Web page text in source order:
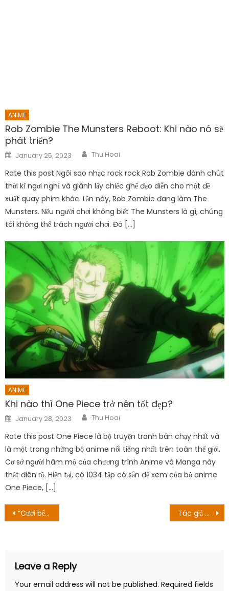
ANIME
Rob Zombie The Munsters Reboot: Khi nào nó sẽ
phát triển?
Posted
on
January 25, 2023 Author
Thu Hoai
Rate this post Ngôi sao nhạc rock rock Rob Zombie dành chút
thời kì ngơi nghỉ và giành lấy chiếc ghế đạo diễn cho một đề
xuất quay phim khác. Lần này, Rob Zombie đang làm The
Munsters. Nếu người chơi không biết The Munsters là gì, chúng
tôi không thể trách người chơi. Đó […]
ANIME
Khi nào thì One Piece trở nên tốt đẹp?
Posted
on
January 28, 2023 Author
Thu Hoai
Rate this post One Piece là bộ truyện tranh bán chạy nhất và
là một trong những bộ anime nổi tiếng nhất trên toàn thế giới.
Cơ sở người hâm mộ của chương trình Anime và Manga này
thật điên rồ. Hiện tại, có 1034 tập có sẵn để xem của bộ anime
One Piece, […]
Post
“Cười bể bụng” với cách hứa hò trong “Nữ trạng sư kỳ lạ Woo Young Woo” Tác giả Oda chia sẻ dự án của thân bản sau khi kết thúc truyện
Leave a Reply
Your email address will not be published. Required fields